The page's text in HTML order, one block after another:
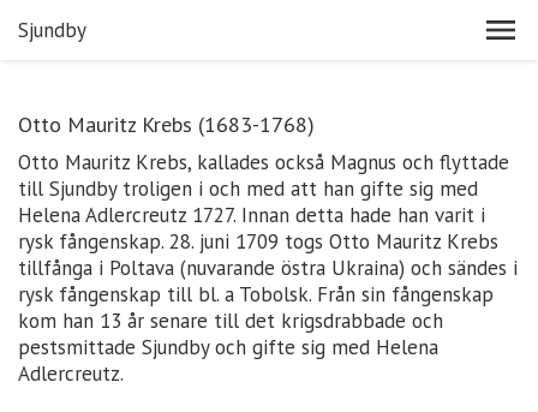
Sjundby
Otto Mauritz Krebs (1683-1768)
Otto Mauritz Krebs, kallades också Magnus och flyttade
till Sjundby troligen i och med att han gifte sig med
Helena Adlercreutz 1727. Innan detta hade han varit i
rysk fångenskap. 28. juni 1709 togs Otto Mauritz Krebs
tillfånga i Poltava (nuvarande östra Ukraina) och sändes i
rysk fångenskap till bl. a Tobolsk. Från sin fångenskap
kom han 13 år senare till det krigsdrabbade och
pestsmittade Sjundby och gifte sig med Helena
Adlercreutz.